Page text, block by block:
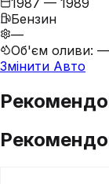
Бензин
—
Об'єм оливи: —
Змінити Авто